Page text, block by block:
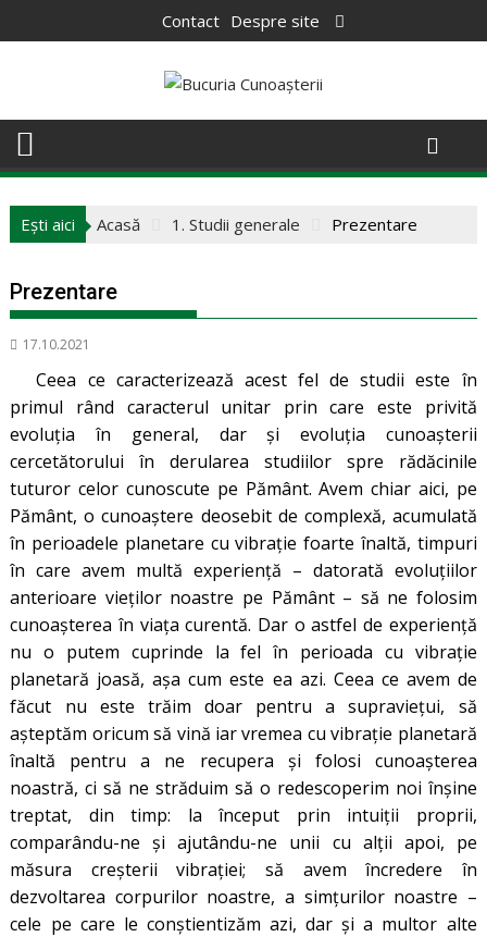
to
Contact Despre site
Ești aici Acasă 1. Studii generale Prezentare
Prezentare
17.10.2021
Ceea ce caracterizează acest fel de studii este în
primul rând caracterul unitar prin care este privită
evoluţia în general, dar şi evoluţia cunoaşterii
cercetătorului în derularea studiilor spre rădăcinile
tuturor celor cunoscute pe Pământ. Avem chiar aici, pe
Pământ, o cunoaştere deosebit de complexă, acumulată
în perioadele planetare cu vibraţie foarte înaltă, timpuri
în care avem multă experienţă – datorată evoluţiilor
anterioare vieţilor noastre pe Pământ – să ne folosim
cunoaşterea în viaţa curentă. Dar o astfel de experienţă
nu o putem cuprinde la fel în perioada cu vibraţie
planetară joasă, așa cum este ea azi. Ceea ce avem de
făcut nu este trăim doar pentru a supravieţui, să
aşteptăm oricum să vină iar vremea cu vibraţie planetară
înaltă pentru a ne recupera şi folosi cunoaşterea
noastră, ci să ne străduim să o redescoperim noi înșine
treptat, din timp: la început prin intuiţii proprii,
comparându-ne şi ajutându-ne unii cu alţii apoi, pe
măsura creşterii vibraţiei; să avem încredere în
dezvoltarea corpurilor noastre, a simţurilor noastre –
cele pe care le conștientizăm azi, dar şi a multor alte